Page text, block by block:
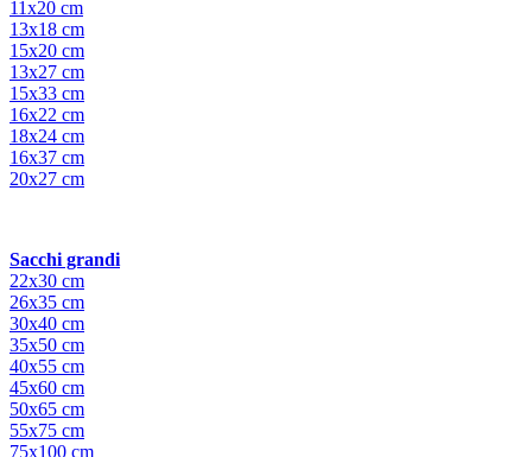
11x20 cm
13x18 cm
15x20 cm
13x27 cm
15x33 cm
16x22 cm
18x24 cm
16x37 cm
20x27 cm
Sacchi grandi
22x30 cm
26x35 cm
30x40 cm
35x50 cm
40x55 cm
45x60 cm
50x65 cm
55x75 cm
75x100 cm